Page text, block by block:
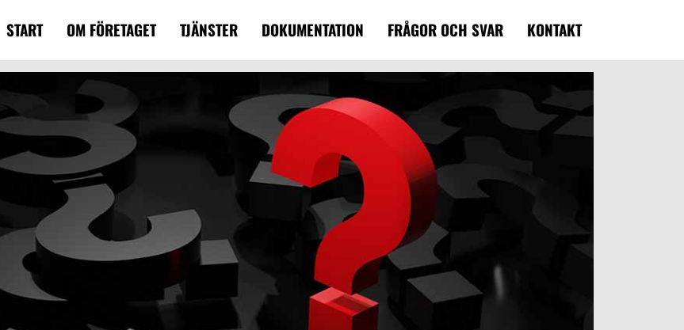
START OM FÖRETAGET TJÄNSTER DOKUMENTATION FRÅGOR OCH SVAR KONTAKT